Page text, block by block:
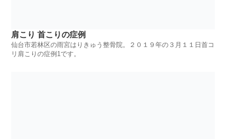
肩こり 首こりの症例
仙台市若林区の雨宮はりきゅう整骨院。２０１９年の３月１１日首コ
リ肩こりの症例1です。